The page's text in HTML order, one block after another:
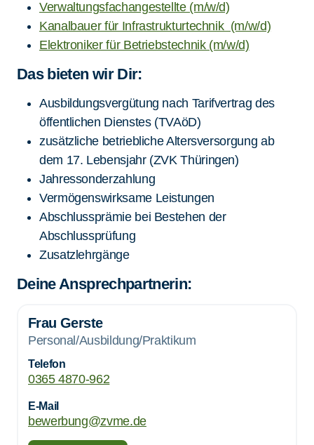
Verwaltungsfachangestellte (m/w/d)
Kanalbauer für Infrastrukturtechnik (m/w/d)
Elektroniker für Betriebstechnik (m/w/d)
Das bieten wir Dir:
Ausbildungsvergütung nach Tarifvertrag des
öffentlichen Dienstes (TVAöD)
zusätzliche betriebliche Altersversorgung ab
dem 17. Lebensjahr (ZVK Thüringen)
Jahressonderzahlung
Vermögenswirksame Leistungen
Abschlussprämie bei Bestehen der
Abschlussprüfung
Zusatzlehrgänge
Deine Ansprechpartnerin:
Frau Gerste
Personal/Ausbildung/Praktikum
Telefon
0365 4870-962
E-Mail
bewerbung@zvme.de